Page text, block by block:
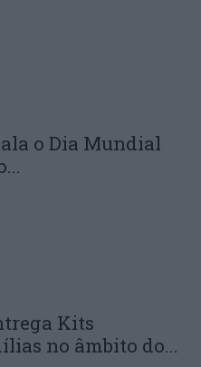
o Dia Mundial
Kits
no âmbito do...